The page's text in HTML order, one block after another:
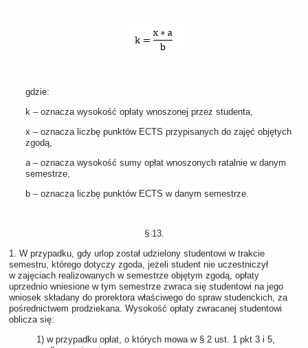
gdzie:
k – oznacza wysokość opłaty wnoszonej przez studenta,
x – oznacza liczbę punktów ECTS przypisanych do zajęć objętych
zgodą,
a – oznacza wysokość sumy opłat wnoszonych ratalnie w danym
semestrze,
b – oznacza liczbę punktów ECTS w danym semestrze.
§ 13.
1. W przypadku, gdy urlop został udzielony studentowi w trakcie
semestru, którego dotyczy zgoda, jeżeli student nie uczestniczył
w zajęciach realizowanych w semestrze objętym zgodą, opłaty
uprzednio wniesione w tym semestrze zwraca się studentowi na jego
wniosek składany do prorektora właściwego do spraw studenckich, za
pośrednictwem prodziekana. Wysokość opłaty zwracanej studentowi
oblicza się:
1) w przypadku opłat, o których mowa w § 2 ust. 1 pkt 3 i 5,